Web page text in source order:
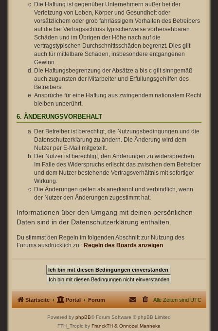
Die Haftung ist gegenüber Unternehmern außer bei der
Verletzung von Leben, Körper und Gesundheit oder
vorsätzlichem oder grob fahrlässigem Verhalten des Betreibers
auf die bei Vertragsschluss typischerweise vorhersehbaren
Schäden und im Übrigen der Höhe nach auf die
vertragstypischen Durchschnittsschäden begrenzt. Dies gilt
auch für mittelbare Schäden, insbesondere entgangenen
Gewinn.
Die Haftungsbegrenzung der Absätze a bis c gilt sinngemäß
auch zugunsten der Mitarbeiter und Erfüllungsgehilfen des
Betreibers.
Ansprüche für eine Haftung aus zwingendem nationalem Recht
bleiben unberührt.
6. ÄNDERUNGSVORBEHALT
Der Betreiber ist berechtigt, die Nutzungsbedingungen und die
Datenschutzerklärung zu ändern. Die Änderung wird dem
Nutzer per E-Mail mitgeteilt.
Der Nutzer ist berechtigt, den Änderungen zu widersprechen.
Im Falle des Widerspruchs erlischt das zwischen dem Betreiber
und dem Nutzer bestehende Vertragsverhältnis mit sofortiger
Wirkung.
Die Änderungen gelten als anerkannt und verbindlich, wenn
der Nutzer den Änderungen zugestimmt hat.
Informationen über den Umgang mit deinen persönlichen
Daten sind in der Datenschutzerklärung enthalten.
Du stimmst den Regeln im folgenden Abschnitt zur Nutzung des
Forums ausdrücklich zu.: Regeln des Boards anzeigen
Startseite Portal Forum Alle Zeiten sind UTC
Powered by phpBB® Forum Software © phpBB Limited
FTH_Tropic by FranckTH & Onnozel Manneke